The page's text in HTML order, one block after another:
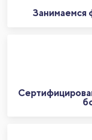
Занимаемся